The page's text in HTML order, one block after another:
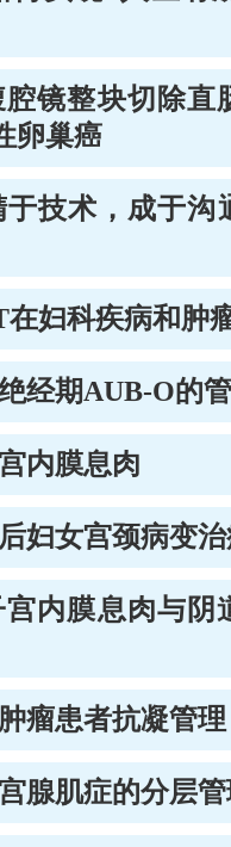
镜整块切除直
卵巢癌
于技术，成于
妇科疾病和肿
经期AUB-O的
内膜息肉
妇女宫颈病变
内膜息肉与阴
瘤患者抗凝管理
腺肌症的分层